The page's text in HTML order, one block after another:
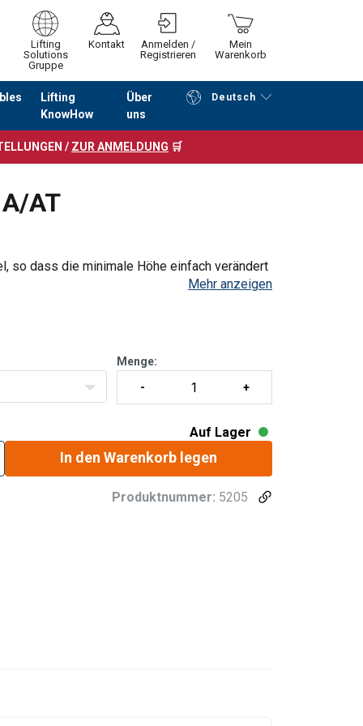
Lifting
Solutions
Gruppe
Kontakt
Anmelden /
Registrieren
Mein
Warenkorb
Lifting
KnowHow
Über
uns
Deutsch
Fortfahren Zur Kasse
/ ZUR ANMELDUNG 🛒
AT
so dass die minimale Höhe einfach verändert
Mehr anzeigen
Menge:
Auf Lager
In den Warenkorb legen
Produktnummer: 5205